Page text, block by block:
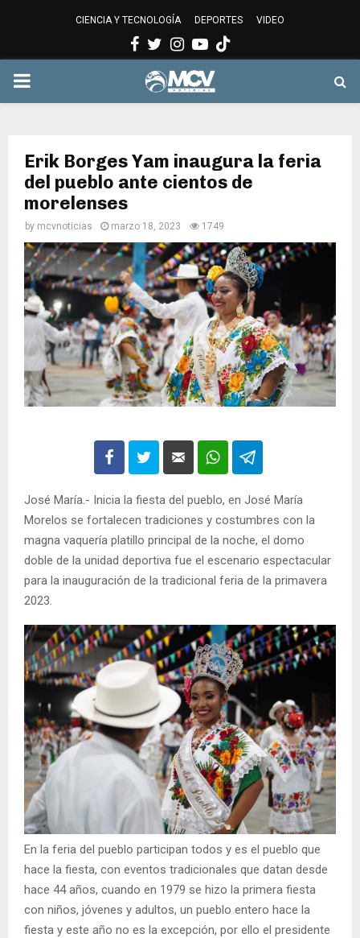
CIENCIA Y TECNOLOGÍA DEPORTES VIDEO
Facebook
Twitter
Instagram
Youtube
PRIMARY
Erik Borges Yam inaugura la feria
del pueblo ante cientos de
morelenses
by mcvnoticias marzo 18, 2023 1749
José María.- Inicia la fiesta del pueblo, en José María
Morelos se fortalecen tradiciones y costumbres con la
magna vaquería platillo principal de la noche, el domo
doble de la unidad deportiva fue el escenario espectacular
para la inauguración de la tradicional feria de la primavera
2023.
En la feria del pueblo participan todos y es el pueblo que
hace la fiesta, con eventos tradicionales que datan desde
hace 44 años, cuando en 1979 se hizo la primera fiesta
con niños, jóvenes y adultos, un pueblo entero hace la
fiesta y este año no es la excepción, por ello el presidente